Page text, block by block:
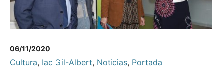
06/11/2020
Cultura, Iac Gil-Albert, Noticias, Portada